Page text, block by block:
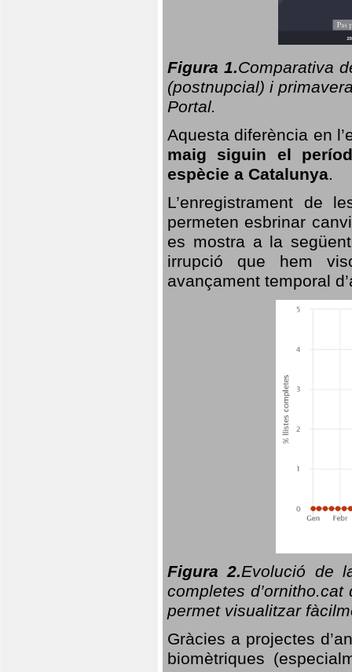
Figura 1.Comparativa
(postnupcial) i
Portal.
Aquesta diferència en
maig siguin el
espècie a Catalunya.
L’enregistrament de
permeten esbrinar
es mostra a la
irrupció que hem
avançament temporal
Figura 2.Evolució de
completes
permet visualitzar
Gràcies a projectes
biomètriques